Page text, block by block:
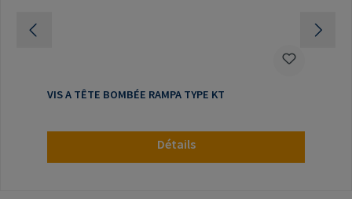
VIS A TÊTE BOMBÉE RAMPA TYPE KT
Détails